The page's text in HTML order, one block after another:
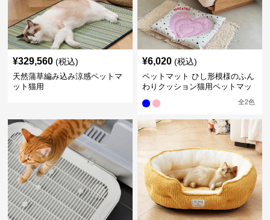
¥329,560 (税込)
天然蒲草編み込み涼感ペットマ
ット猫用
¥6,020 (税込)
ペットマット ひし形模様のふん
わりクッション猫用ペットマッ
全2色